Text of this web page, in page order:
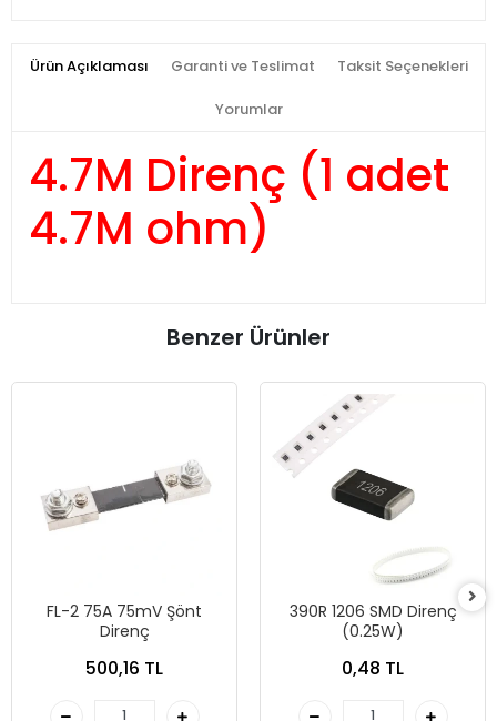
Ürün Açıklaması Garanti ve Teslimat Taksit Seçenekleri
Yorumlar
4.7M Direnç (1 adet
4.7M ohm)
Benzer Ürünler
FL-2 75A 75mV Şönt
Direnç
500,16 TL
390R 1206 SMD Direnç
(0.25W)
0,48 TL